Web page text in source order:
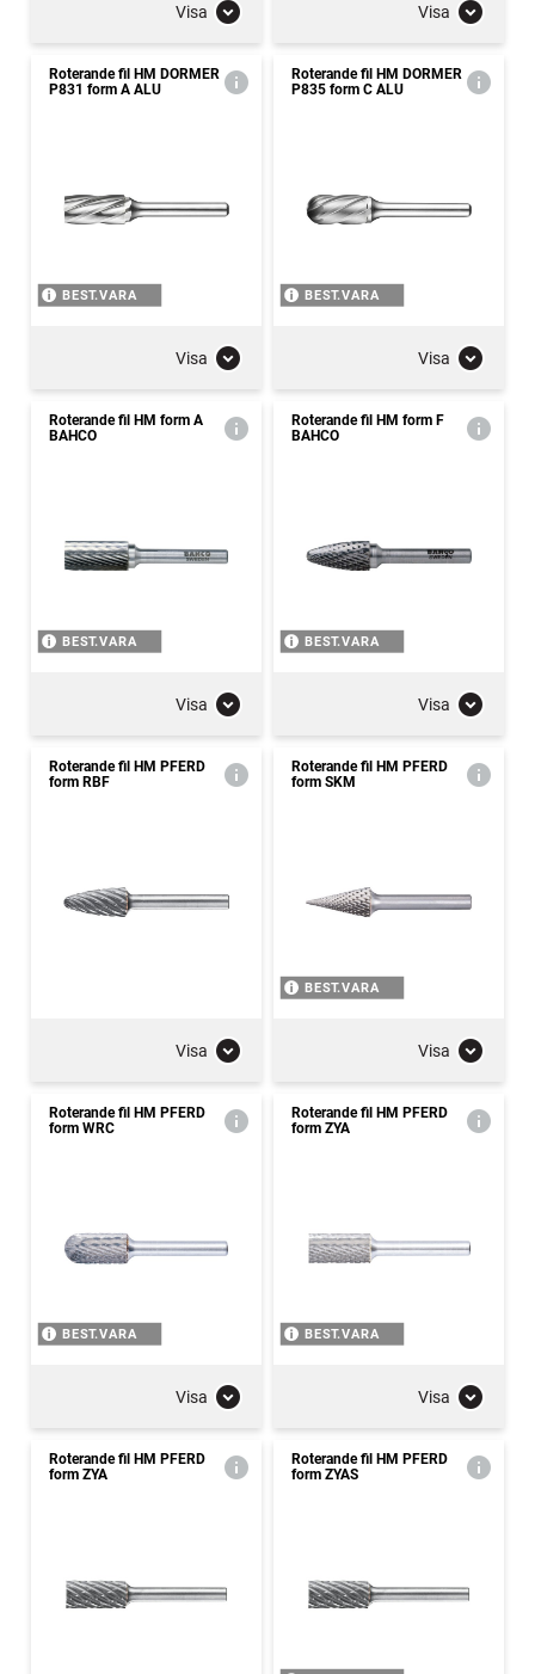
Visa Visa
Roterande fil HM DORMER
P831 form A ALU
BEST.VARA
Visa
Roterande fil HM DORMER
P835 form C ALU
BEST.VARA
Visa
Roterande fil HM form A
BAHCO
BEST.VARA
Visa
Roterande fil HM form F
BAHCO
BEST.VARA
Visa
Roterande fil HM PFERD
form RBF
Visa
Roterande fil HM PFERD
form SKM
BEST.VARA
Visa
Roterande fil HM PFERD
form WRC
BEST.VARA
Visa
Roterande fil HM PFERD
form ZYA
BEST.VARA
Visa
Roterande fil HM PFERD
form ZYA
Roterande fil HM PFERD
form ZYAS